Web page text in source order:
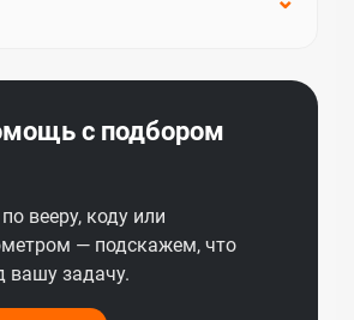
с подбором
вееру, коду или
— подскажем, что
вашу задачу.